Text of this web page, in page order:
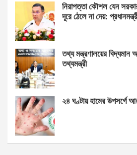
নিরাপত্তা কৌশল যেন
দূরে ঠেলে না দেয়:
তথ্য মন্ত্রণালয়ের
তথ্যমন্ত্রী
২৪ ঘণ্টায় হামের উপসর্গে